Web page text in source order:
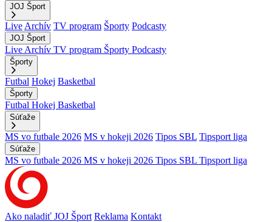
JOJ Šport
Live Archív TV program Športy Podcasty
JOJ Šport
Live Archív TV program Športy Podcasty
Športy
Futbal Hokej Basketbal
Športy
Futbal Hokej Basketbal
Súťaže
MS vo futbale 2026 MS v hokeji 2026 Tipos SBL Tipsport liga
Súťaže
MS vo futbale 2026 MS v hokeji 2026 Tipos SBL Tipsport liga
Ako naladiť JOJ Šport Reklama Kontakt